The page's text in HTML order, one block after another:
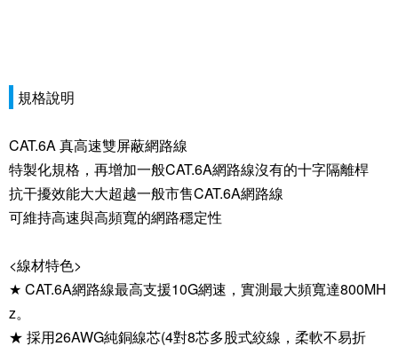
規格說明
CAT.6A 真高速雙屏蔽網路線
特製化規格，再增加一般CAT.6A網路線沒有的十字隔離桿
抗干擾效能大大超越一般市售CAT.6A網路線
可維持高速與高頻寬的網路穩定性
<線材特色>
★ CAT.6A網路線最高支援10G網速，實測最大頻寬達800MH
z。
★ 採用26AWG純銅線芯(4對8芯多股式絞線，柔軟不易折